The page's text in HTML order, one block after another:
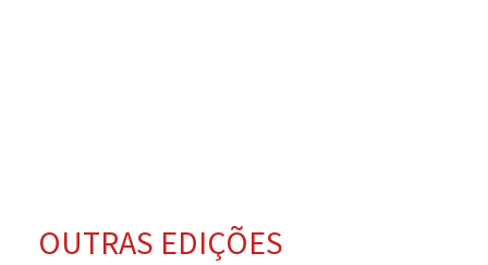
OUTRAS EDIÇÕES